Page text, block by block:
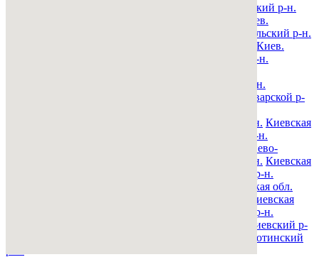
Киев. Дарницкий р-н.
Киев.
Киев. Подольский р-н.
Киев.
Киевская обл. Барышевский р-н.
Киевская обл. Бориспольский р-н.
Киевская обл. Броварской р-
Киевская обл. Вышгородский р-н. Киевская
Киевская обл. Иванковский р-н.
Киевская обл. Киево-
Киевская обл. Макаровский р-н. Киевская
Киевская обл. Обуховский р-н.
Киевская обл.
Киевская
Киевская обл. Ставищенский р-н.
Киевская обл. Тетиевский р-
Киевская обл. Яготинский